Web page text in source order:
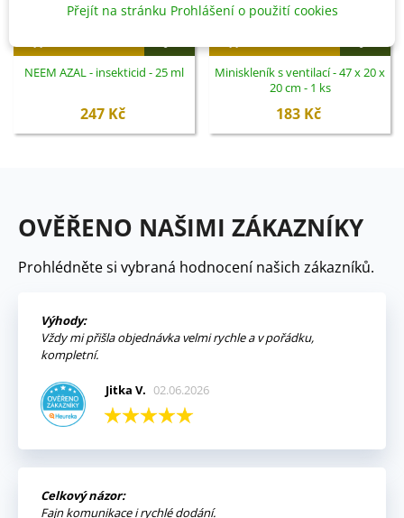
NEEM AZAL - insekticid - 25 ml
247 Kč
Miniskleník s ventilací - 47 x 20 x
20 cm - 1 ks
183 Kč
OVĚŘENO NAŠIMI ZÁKAZNÍKY
Prohlédněte si vybraná hodnocení našich zákazníků.
Výhody:
Vždy mi přišla objednávka velmi rychle a v pořádku,
kompletní.
Jitka V. 02.06.2026
Celkový názor:
Fajn komunikace i rychlé dodání.
Přejít na stránku Prohlášení o použití cookies